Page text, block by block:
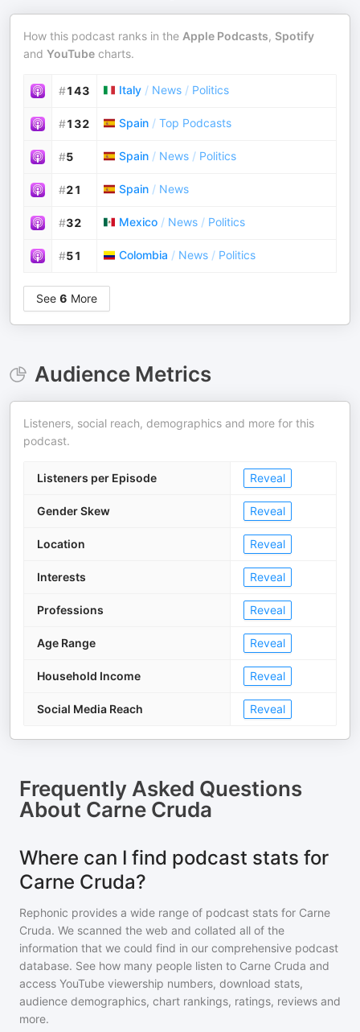
How this podcast ranks in the Apple Podcasts, Spotify
and YouTube charts.
#143 Italy / News / Politics
#132 Spain / Top Podcasts
#5 Spain / News / Politics
#21 Spain / News
#32 Mexico / News / Politics
#51 Colombia / News / Politics
See 6 More
Audience Metrics
Listeners, social reach, demographics and more for this
podcast.
Listeners per Episode Reveal
Gender Skew Reveal
Location Reveal
Interests Reveal
Professions Reveal
Age Range Reveal
Household Income Reveal
Social Media Reach Reveal
Frequently Asked Questions
About Carne Cruda
Where can I find podcast stats for
Carne Cruda?
Rephonic provides a wide range of podcast stats for Carne
Cruda. We scanned the web and collated all of the
information that we could find in our comprehensive podcast
database. See how many people listen to Carne Cruda and
access YouTube viewership numbers, download stats,
audience demographics, chart rankings, ratings, reviews and
more.